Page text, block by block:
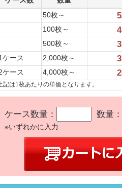
50枚～
100枚～
500枚～
ケース
2,000枚～
ケース
4,000枚～
上記は1枚あたりの単価となります。
ケース数量： 数量：
※いずれかに入力